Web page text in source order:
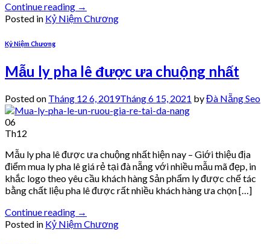
Continue reading →
Posted in Kỷ Niệm Chương
Kỷ Niệm Chương
Mẫu ly pha lê được ưa chuộng nhất
Posted on Tháng 12 6, 2019Tháng 6 15, 2021 byĐà Nẵng Seo
06
Th12
Mẫu ly pha lê được ưa chuộng nhất hiện nay – Giới thiệu địa
điểm mua ly pha lê giá rẻ tại đà nẵng với nhiều mẫu mã đẹp, in
khắc logo theo yêu cầu khách hàng Sản phẩm ly được chế tác
bằng chất liệu pha lê được rất nhiều khách hàng ưa chọn […]
Continue reading →
Posted in Kỷ Niệm Chương